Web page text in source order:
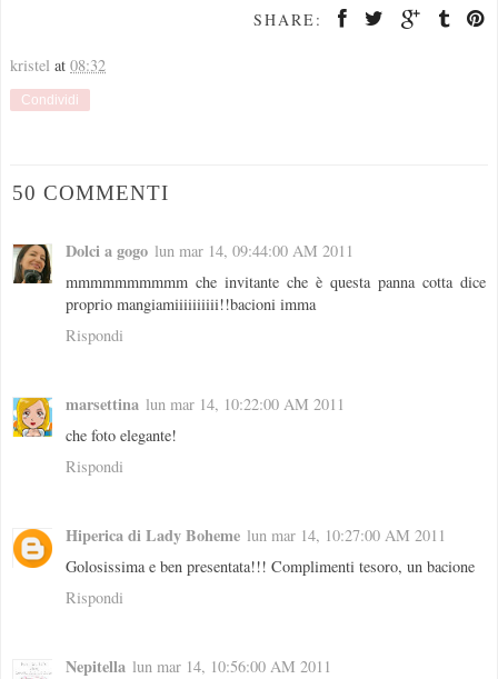
SHARE:
kristel at 08:32
Condividi
50 COMMENTI
Dolci a gogo lun mar 14, 09:44:00 AM 2011
mmmmmmmmmm che invitante che è questa panna cotta dice
proprio mangiamiiiiiiiiii!!bacioni imma
Rispondi
marsettina lun mar 14, 10:22:00 AM 2011
che foto elegante!
Rispondi
Hiperica di Lady Boheme lun mar 14, 10:27:00 AM 2011
Golosissima e ben presentata!!! Complimenti tesoro, un bacione
Rispondi
Nepitella lun mar 14, 10:56:00 AM 2011